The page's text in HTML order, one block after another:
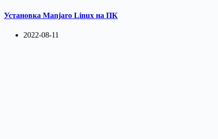
Установка Manjaro Linux на ПК
2022-08-11